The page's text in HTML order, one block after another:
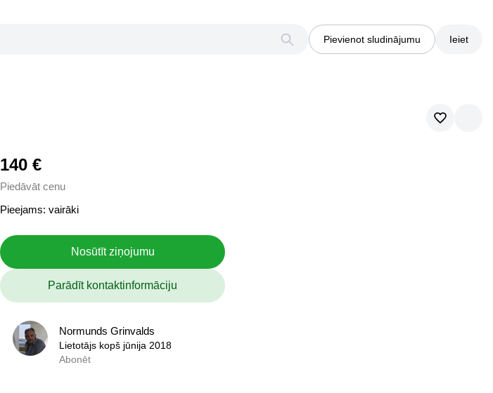
Pievienot sludinājumu Ieiet
140 €
Piedāvāt cenu
Pieejams: vairāki
Nosūtīt ziņojumu
Parādīt kontaktinformāciju
Normunds Grinvalds
Lietotājs kopš jūnija 2018
Abonēt
Normunds Grinvalds
Lietotājs kopš jūnija 2018
0,0